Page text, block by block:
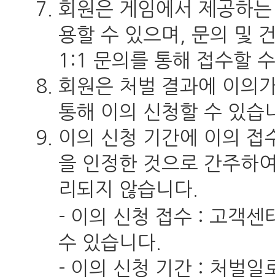
회원은 게임에서 제공하
용할 수 있으며, 문의 및
1:1 문의를 통해 접수할
회원은 처벌 결과에 이의
통해 이의 신청할 수 있습
이의 신청 기간에 이의 접
을 인정한 것으로 간주하
리되지 않습니다.
- 이의 신청 접수 : 고객센
수 있습니다.
- 이의 신청 기간 : 처벌일